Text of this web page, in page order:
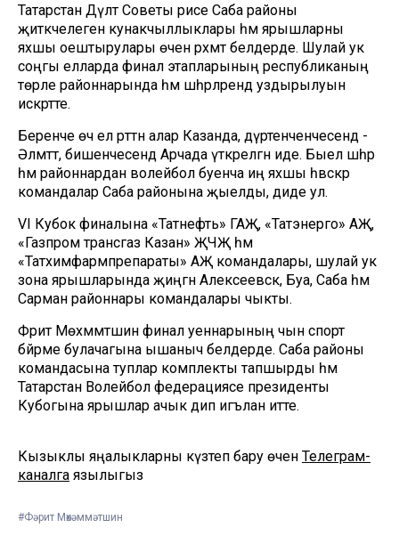
Татарстан Дәүләт Советы рәисе Саба районы
җитәкчелегенә кунакчыллыклары һәм ярышларны
яхшы оештырулары өчен рәхмәт белдерде. Шулай ук
соңгы елларда финал этапларының республиканың
төрле районнарында һәм шәһәрләрендә уздырылуын
искәртте.
Беренче өч ел рәттән алар Казанда, дүртенченчесендә -
Әлмәттә, бишенчесендә Арчада үткәрелгән иде. Быел шәһәр
һәм районнардан волейбол буенча иң яхшы һәвәскәр
командалар Саба районына җыелды, диде ул.
VI Кубок финалына «Татнефть» ГАҖ, «Татэнерго» АҖ,
«Газпром трансгаз Казан» ҖЧҖ һәм
«Татхимфармпрепараты» АҖ командалары, шулай ук
зона ярышларында җиңгән Алексеевск, Буа, Саба һәм
Сарман районнары командалары чыкты.
Фәрит Мөхәммәтшин финал уеннарының чын спорт
бәйрәме булачагына ышаныч белдерде. Саба районы
командасына туплар комплекты тапшырды һәм
Татарстан Волейбол федерациясе президенты
Кубогына ярышлар ачык дип игълан итте.
Кызыклы яңалыкларны күзәтеп бару өчен Телеграм-
каналга язылыгыз
#Фәрит Мөхәммәтшин